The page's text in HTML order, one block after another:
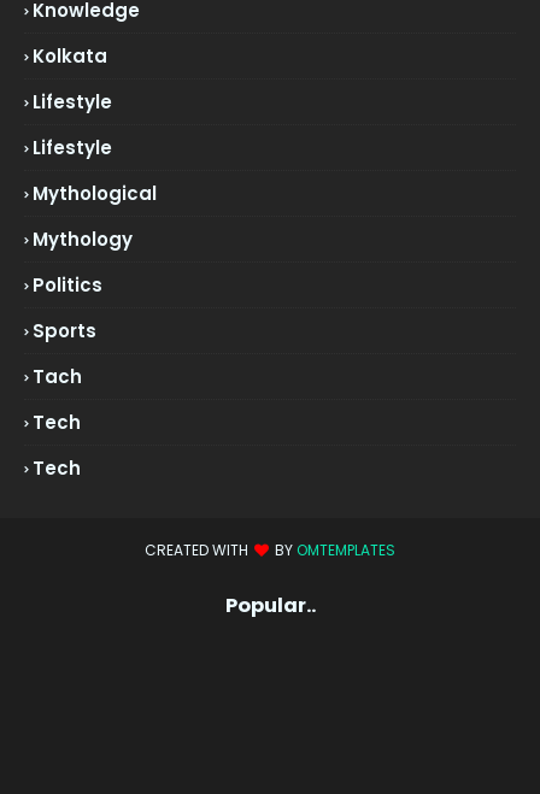
Knowledge
Kolkata
Lifestyle
Lifestyle
Mythological
Mythology
Politics
Sports
Tach
Tech
Tech
CREATED WITH BY OMTEMPLATES
Popular..